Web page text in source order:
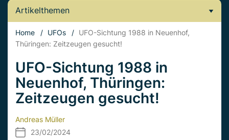
Artikelthemen
Home / UFOs / UFO-Sichtung 1988 in Neuenhof,
Thüringen: Zeitzeugen gesucht!
UFO-Sichtung 1988 in
Neuenhof, Thüringen:
Zeitzeugen gesucht!
Andreas Müller
23/02/2024